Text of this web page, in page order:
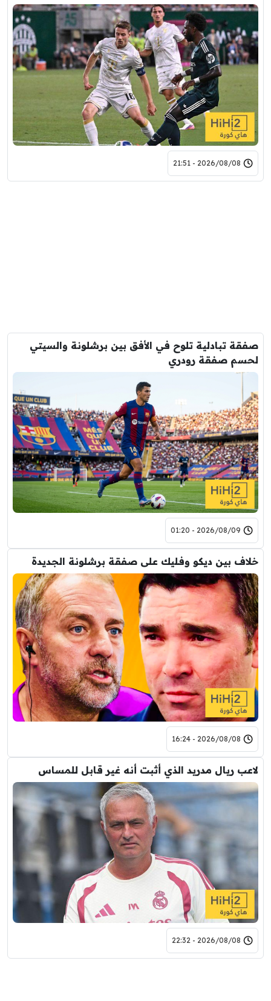
2026/08/08 - 21:51
صفقة تبادلية تلوح في الأفق بين برشلونة والسيتي
لحسم صفقة رودري
2026/08/09 - 01:20
خلاف بين ديكو وفليك على صفقة برشلونة الجديدة
2026/08/08 - 16:24
لاعب ريال مدريد الذي أثبت أنه غير قابل للمساس
2026/08/08 - 22:32